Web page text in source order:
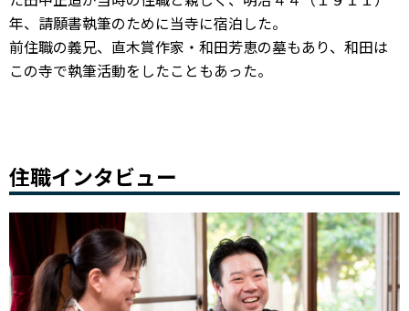
年、請願書執筆のために当寺に宿泊した。
前住職の義兄、直木賞作家・和田芳恵の墓もあり、和田は
この寺で執筆活動をしたこともあった。
住職インタビュー